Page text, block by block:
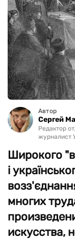
Автор
Сергей
Редактор
журналист
Широкого
і
многих
искусства,